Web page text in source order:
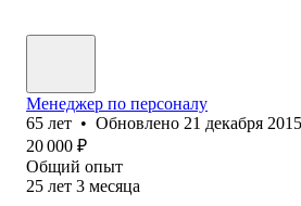
Менеджер по персоналу
65 лет • Обновлено 21 декабря 2015
20 000 ₽
Общий опыт
25 лет 3 месяца